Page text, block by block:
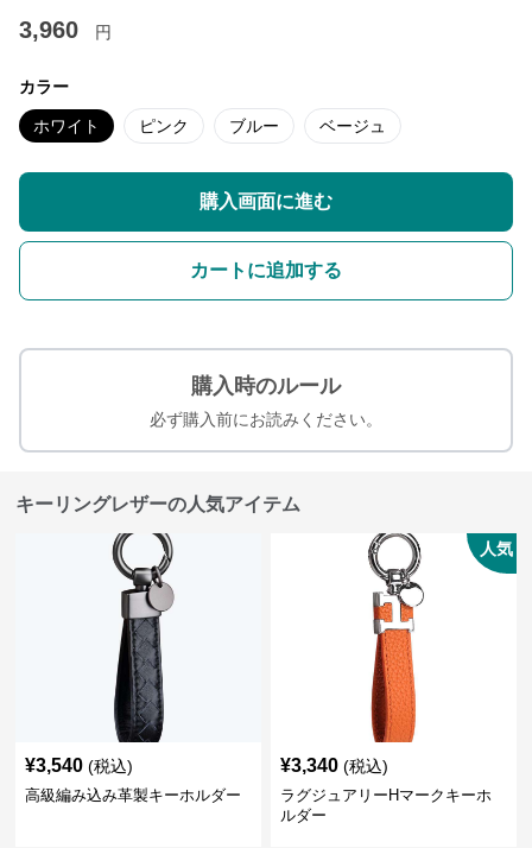
3,960 円
カラー
ホワイト ピンク ブルー ベージュ
購入画面に進む
カートに追加する
購入時のルール
必ず購入前にお読みください。
キーリングレザーの人気アイテム
¥3,540 (税込)
高級編み込み革製キーホルダー
人気
¥3,340 (税込)
ラグジュアリーHマークキーホ
ルダー